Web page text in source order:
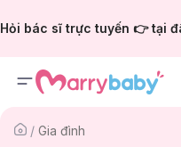
Hỏi bác sĩ trực tuyến 👉 tại
/ Gia đình